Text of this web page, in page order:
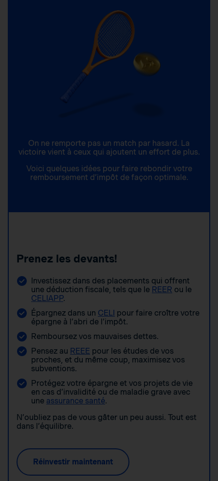
On ne remporte pas un match par hasard. La
victoire vient à ceux qui ajoutent un effort de plus.
Voici quelques idées pour faire rebondir votre
remboursement d’impôt de façon optimale.
Prenez les devants!
Investissez dans des placements qui offrent
une déduction fiscale, tels que le REER ou le
CELIAPP.
Épargnez dans un CELI pour faire croître votre
épargne à l’abri de l’impôt.
Remboursez vos mauvaises dettes.
Pensez au REEE pour les études de vos
proches, et du même coup, maximisez vos
subventions.
Protégez votre épargne et vos projets de vie
en cas d’invalidité ou de maladie grave avec
une assurance santé.
N’oubliez pas de vous gâter un peu aussi. Tout est
dans l’équilibre.
Réinvestir maintenant